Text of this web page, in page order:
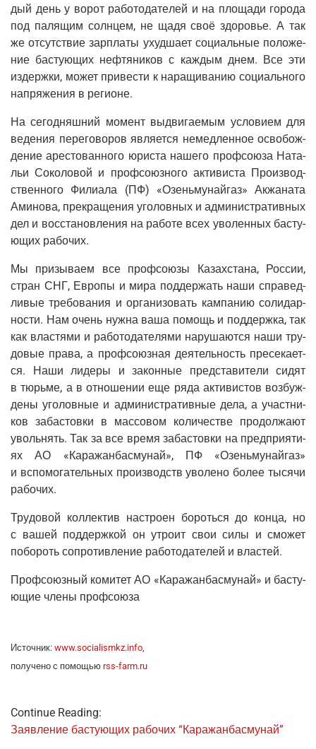
дый день у ворот рабо­то­да­те­лей и на пло­ща­ди горо­да
под паля­щим солн­цем, не щадя своё здо­ро­вье. А так
же отсут­ствие зар­пла­ты ухуд­ша­ет соци­аль­ные поло­же­
ние басту­ю­щих неф­тя­ни­ков с каж­дым днем. Все эти
издерж­ки, может при­ве­сти к нара­щи­ва­нию соци­аль­но­го
напря­же­ния в регионе.
На сего­дняш­ний момент выдви­га­е­мым усло­ви­ем для
веде­ния пере­го­во­ров явля­ет­ся немед­лен­ное осво­бож­
де­ние аре­сто­ван­но­го юри­ста наше­го проф­со­ю­за Ната­
льи Соко­ло­вой и проф­со­юз­но­го акти­ви­ста Про­из­вод­
ствен­но­го Фили­а­ла (ПФ) «Озень­му­най­газ» Акжа­на­та
Ами­но­ва, пре­кра­ще­ния уго­лов­ных и адми­ни­стра­тив­ных
дел и вос­ста­нов­ле­ния на рабо­те всех уво­лен­ных басту­
ю­щих рабочих.
Мы при­зы­ва­ем все проф­со­ю­зы Казах­ста­на, Рос­сии,
стран СНГ, Евро­пы и мира под­дер­жать наши спра­вед­
ли­вые тре­бо­ва­ния и орга­ни­зо­вать кам­па­нию соли­дар­
но­сти. Нам очень нуж­на ваша помощь и под­держ­ка, так
как вла­стя­ми и рабо­то­да­те­ля­ми нару­ша­ют­ся наши тру­
до­вые пра­ва, а проф­со­юз­ная дея­тель­ность пре­се­ка­ет­
ся. Наши лиде­ры и закон­ные пред­ста­ви­те­ли сидят
в тюрь­ме, а в отно­ше­нии еще ряда акти­ви­стов воз­буж­
де­ны уго­лов­ные и адми­ни­стра­тив­ные дела, а участ­ни­
ков заба­стов­ки в мас­со­вом коли­че­стве про­дол­жа­ют
уволь­нять. Так за все вре­мя заба­стов­ки на пред­при­я­ти­
ях АО «Кара­жан­бас­му­най», ПФ «Озень­му­най­газ»
и вспо­мо­га­тель­ных про­из­водств уво­ле­но более тыся­чи
рабочих.
Тру­до­вой кол­лек­тив настро­ен бороть­ся до кон­ца, но
с вашей под­держ­кой он утро­ит свои силы и смо­жет
побо­роть сопро­тив­ле­ние рабо­то­да­те­лей и властей.
Проф­со­юз­ный коми­тет АО «Кара­жан­бас­му­най» и басту­
ю­щие чле­ны профсоюза
Источ­ник: www.socialismkz.info
полу­че­но с помо­щью rss-farm.ru
Continue Reading:
Заяв­ле­ние басту­ю­щих рабо­чих “Кара­жан­бас­му­най”